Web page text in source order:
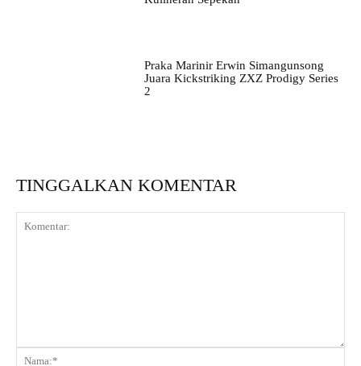
Praka Marinir Erwin Simangunsong
Juara Kickstriking ZXZ Prodigy Series
2
TINGGALKAN KOMENTAR
Komentar: